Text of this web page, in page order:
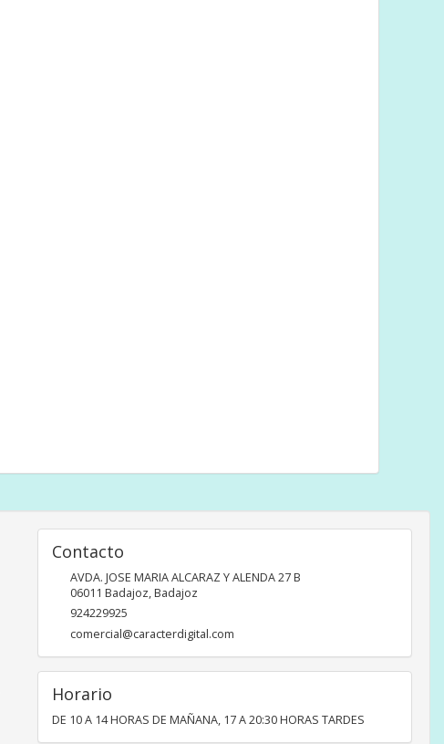
Contacto
AVDA. JOSE MARIA ALCARAZ Y ALENDA 27 B
06011 Badajoz,Badajoz
924229925
comercial@caracterdigital.com
Horario
DE 10 A 14 HORAS DE MAÑANA, 17 A 20:30 HORAS TARDES